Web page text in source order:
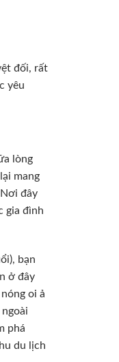
đối, rất
yêu
lòng
mang
đây
gia đình
bạn
ở đây
oi ả
phá
du lịch